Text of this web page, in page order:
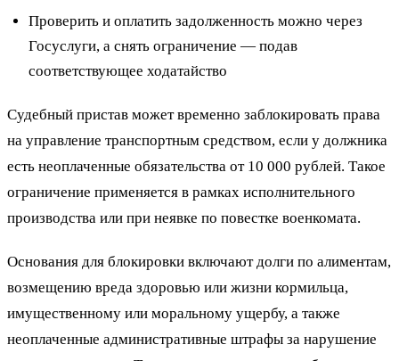
Проверить и оплатить задолженность можно через
Госуслуги, а снять ограничение — подав
соответствующее ходатайство
Судебный пристав может временно заблокировать права
на управление транспортным средством, если у должника
есть неоплаченные обязательства от 10 000 рублей. Такое
ограничение применяется в рамках исполнительного
производства или при неявке по повестке военкомата.
Основания для блокировки включают долги по алиментам,
возмещению вреда здоровью или жизни кормильца,
имущественному или моральному ущербу, а также
неоплаченные административные штрафы за нарушение